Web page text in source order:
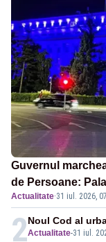
Guvernul
de Persoane:
Actualitate·31 iul. 2026,
2Actualitate-31 iul.
Noul Cod al